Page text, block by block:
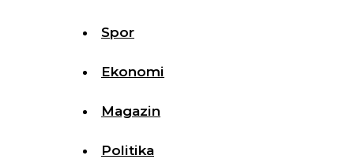
Spor
Ekonomi
Magazin
Politika